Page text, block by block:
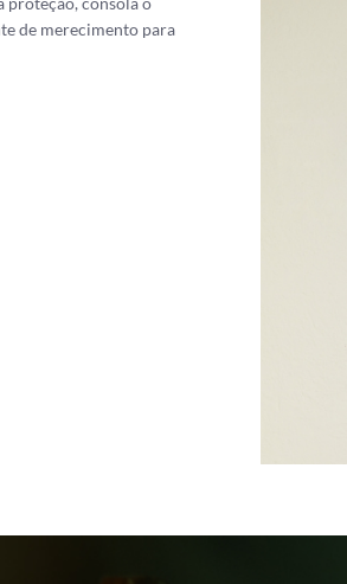
de merecimento para